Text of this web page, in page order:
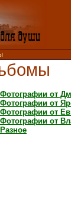
Фотографии от
Фотографии от
Фотографии от
Фотографии от
Разное